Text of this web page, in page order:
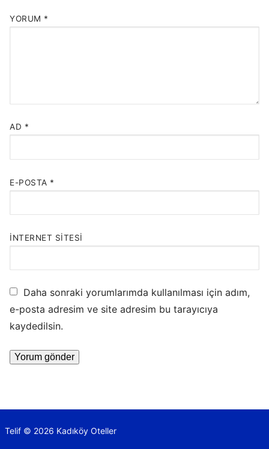
YORUM *
AD *
E-POSTA *
İNTERNET SITESI
Daha sonraki yorumlarımda kullanılması için adım,
e-posta adresim ve site adresim bu tarayıcıya
kaydedilsin.
Telif © 2026 Kadıköy Oteller